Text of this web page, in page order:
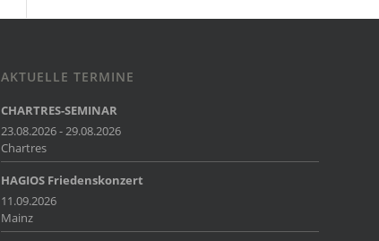
AKTUELLE TERMINE
CHARTRES-SEMINAR
23.08.2026 - 29.08.2026
Chartres
HAGIOS Friedenskonzert
11.09.2026
Mainz